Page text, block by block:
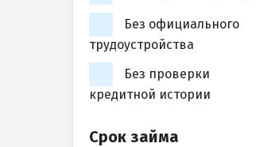
Без официального
трудоустройства
Без проверки
кредитной истории
Срок займа